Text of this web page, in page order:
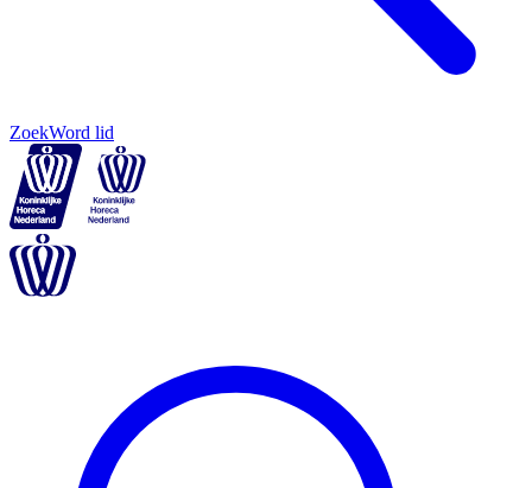
ZoekWord lid